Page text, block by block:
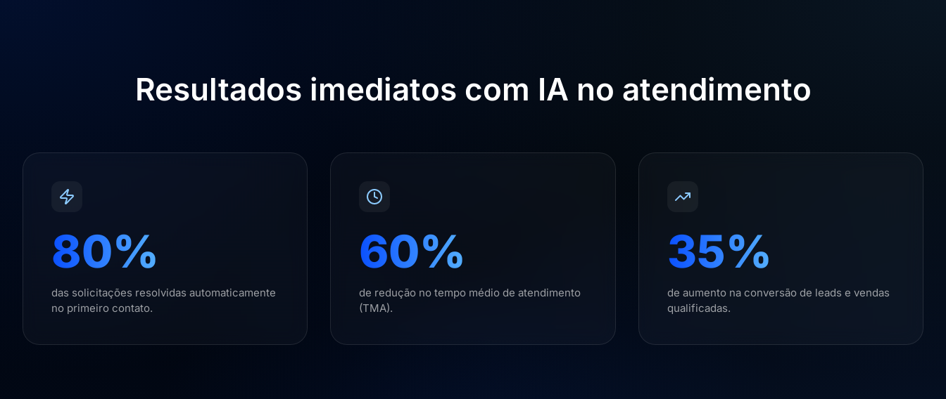
Resultados imediatos com IA no atendimento
80%
das solicitações resolvidas automaticamente
no primeiro contato.
60%
de redução no tempo médio de atendimento
(TMA).
35%
de aumento na conversão de leads e vendas
qualificadas.